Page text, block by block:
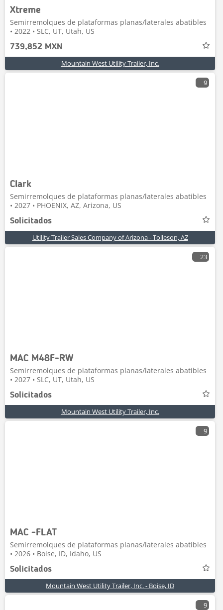
Xtreme
Semirremolques de plataformas planas/laterales abatibles
• 2022 • SLC, UT, Utah, US
739,852 MXN
Mountain West Utility Trailer, Inc.
9
Clark
Semirremolques de plataformas planas/laterales abatibles
• 2027 • PHOENIX, AZ, Arizona, US
Solicitados
Utility Trailer Sales Company of Arizona - Tolleson, AZ
23
MAC M48F-RW
Semirremolques de plataformas planas/laterales abatibles
• 2027 • SLC, UT, Utah, US
Solicitados
Mountain West Utility Trailer, Inc.
9
MAC -FLAT
Semirremolques de plataformas planas/laterales abatibles
• 2026 • Boise, ID, Idaho, US
Solicitados
Mountain West Utility Trailer, Inc. - Boise, ID
9